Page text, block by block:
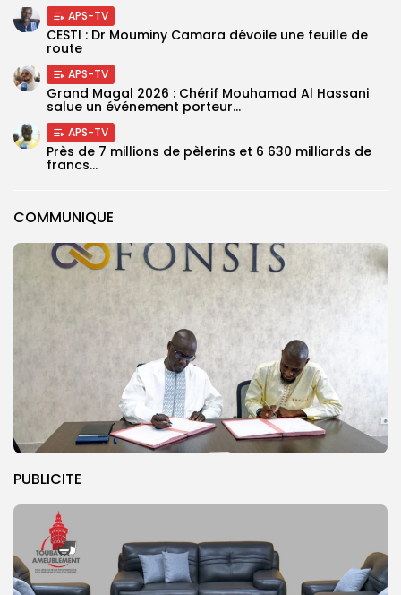
COMMUNIQUE
PUBLICITE
APS-TV
CESTI : Dr Mouminy Camara dévoile une feuille de
route
APS-TV
Grand Magal 2026 : Chérif Mouhamad Al Hassani
salue un événement porteur...
APS-TV
Près de 7 millions de pèlerins et 6 630 milliards de
francs...